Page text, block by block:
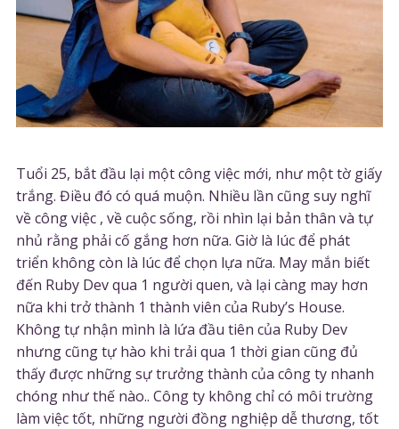
Tuổi 25, bắt đầu lại một công việc mới, như một tờ giấy
trắng. Điều đó có quá muộn. Nhiều lần cũng suy nghĩ
về công việc , về cuộc sống, rồi nhìn lại bản thân và tự
nhủ rằng phải cố gắng hơn nữa. Giờ là lúc để phát
triển không còn là lúc để chọn lựa nữa. May mắn biết
đến Ruby Dev qua 1 người quen, và lại càng may hơn
nữa khi trở thành 1 thành viên của Ruby’s House.
Không tự nhận mình là lứa đầu tiên của Ruby Dev
nhưng cũng tự hào khi trải qua 1 thời gian cũng đủ
thấy được những sự trưởng thành của công ty nhanh
chóng như thế nào.. Công ty không chỉ có môi trường
làm việc tốt, những người đồng nghiệp dễ thương, tốt